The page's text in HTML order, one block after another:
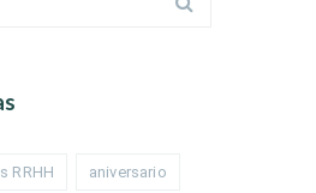
RRHH aniversario